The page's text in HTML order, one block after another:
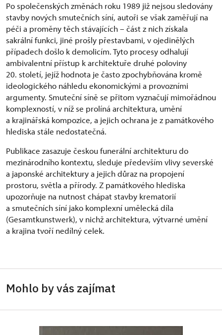
Po společenských změnách roku 1989 již nejsou sledovány
stavby nových smutečních síní, autoři se však zaměřují na
péči a proměny těch stávajících – část z nich získala
sakrální funkci, jiné prošly přestavbami, v ojedinělých
případech došlo k demolicím. Tyto procesy odhalují
ambivalentní přístup k architektuře druhé poloviny
20. století, jejíž hodnota je často zpochybňována kromě
ideologického náhledu ekonomickými a provozními
argumenty. Smuteční síně se přitom vyznačují mimořádnou
komplexností, v níž se prolíná architektura, umění
a krajinářská kompozice, a jejich ochrana je z památkového
hlediska stále nedostatečná.
Publikace zasazuje českou funerální architekturu do
mezinárodního kontextu, sleduje především vlivy severské
a japonské architektury a jejich důraz na propojení
prostoru, světla a přírody. Z památkového hlediska
upozorňuje na nutnost chápat stavby krematorií
a smutečních síní jako komplexní umělecká díla
(Gesamtkunstwerk), v nichž architektura, výtvarné umění
a krajina tvoří nedílný celek.
Mohlo by vás zajímat